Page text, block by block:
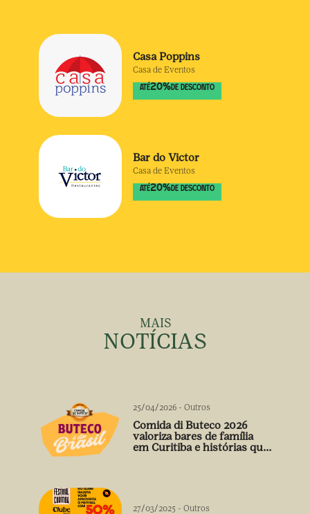
Casa Poppins
Casa de Eventos
ATÉ20% DE DESCONTO
Bar do Victor
Casa de Eventos
ATÉ20% DE DESCONTO
MAIS
NOTÍCIAS
25/04/2026 - Outros
Comida di Buteco 2026
valoriza bares de família
em Curitiba e histórias que
27/03/2025 - Outros